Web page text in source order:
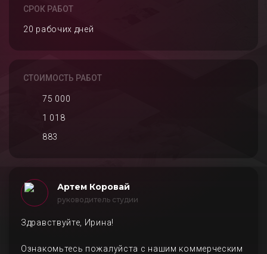
СРОК РАБОТ
20 рабочих дней
СТОИМОСТЬ РАБОТ
75 000
1 018
883
Артем Коровай
руководитель студии
Здравствуйте, Ирина!
Ознакомьтесь пожалуйста с нашим коммерческим